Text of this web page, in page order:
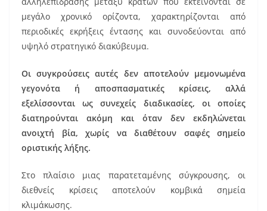
μεγάλο χρονικό ορίζοντα, χαρακτηρίζονται από
περιοδικές εκρήξεις έντασης και συνοδεύονται από
υψηλό στρατηγικό διακύβευμα.
Οι συγκρούσεις αυτές δεν αποτελούν μεμονωμένα
γεγονότα ή αποσπασματικές κρίσεις, αλλά
εξελίσσονται ως συνεχείς διαδικασίες, οι οποίες
διατηρούνται ακόμη και όταν δεν εκδηλώνεται
ανοιχτή βία, χωρίς να διαθέτουν σαφές σημείο
οριστικής λήξης.
Στο πλαίσιο μιας παρατεταμένης σύγκρουσης, οι
διεθνείς κρίσεις αποτελούν κομβικά σημεία
κλιμάκωσης.